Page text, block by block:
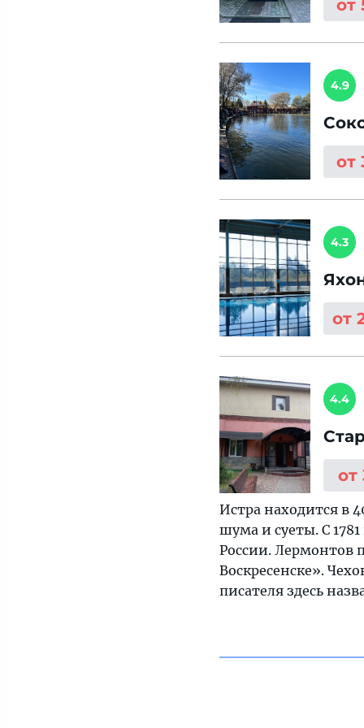
от
4.9
от
4.3
от
4.4
от
Истра находится в
шума и суеты. С
России. Лермонтов
Воскресенске».
писателя здесь